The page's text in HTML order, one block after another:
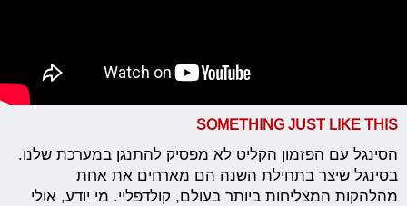
SOMETHING JUST LIKE THIS
הסינגל עם הפזמון הקליט לא מפסיק להתנגן במערכת שלנו.
בסינגל שיצר בתחילת השנה הם מארחים את אחת
מהלהקות המצליחות ביותר בעולם, קולדפליי. מי יודע, אולי